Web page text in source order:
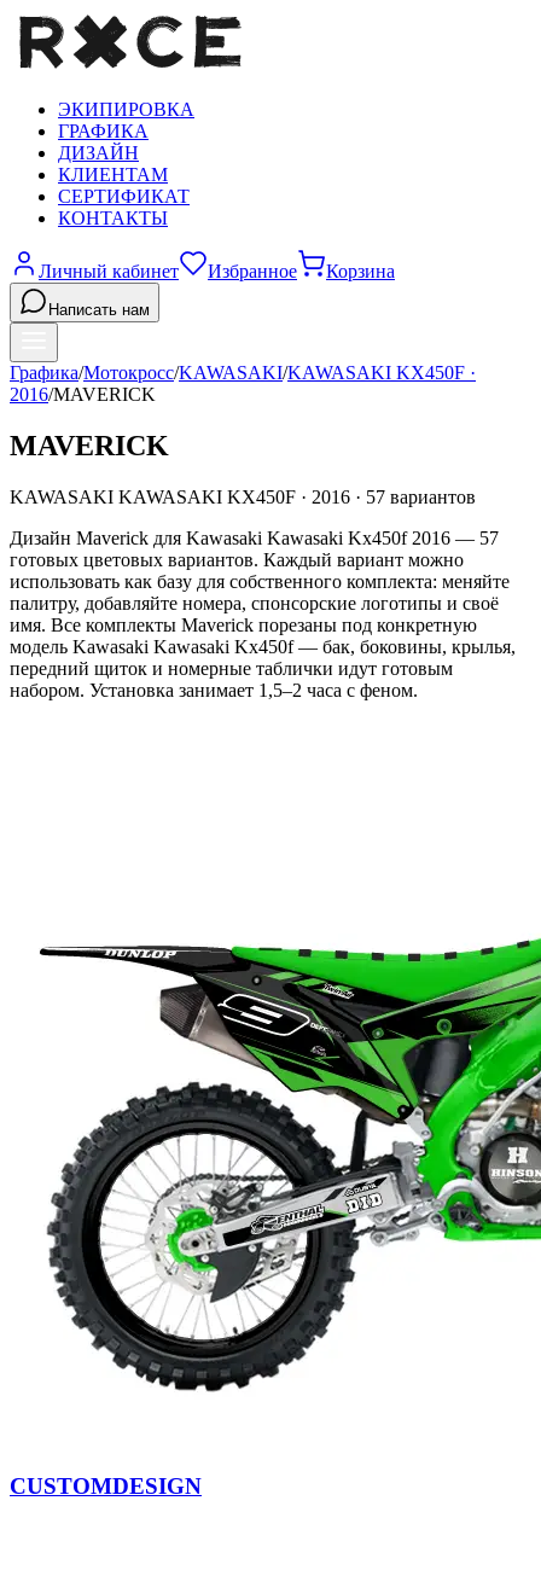
ЭКИПИРОВКА
ГРАФИКА
ДИЗАЙН
КЛИЕНТАМ
СЕРТИФИКАТ
КОНТАКТЫ
Личный кабинет Избранное Корзина
Написать нам
Графика/Мотокросс/KAWASAKI/KAWASAKI KX450F ·
2016/MAVERICK
MAVERICK
KAWASAKI KAWASAKI KX450F · 2016 · 57 вариантов
Дизайн Maverick для Kawasaki Kawasaki Kx450f 2016 — 57
готовых цветовых вариантов. Каждый вариант можно
использовать как базу для собственного комплекта: меняйте
палитру, добавляйте номера, спонсорские логотипы и своё
имя. Все комплекты Maverick порезаны под конкретную
модель Kawasaki Kawasaki Kx450f — бак, боковины, крылья,
передний щиток и номерные таблички идут готовым
набором. Установка занимает 1,5–2 часа с феном.
CUSTOMDESIGN